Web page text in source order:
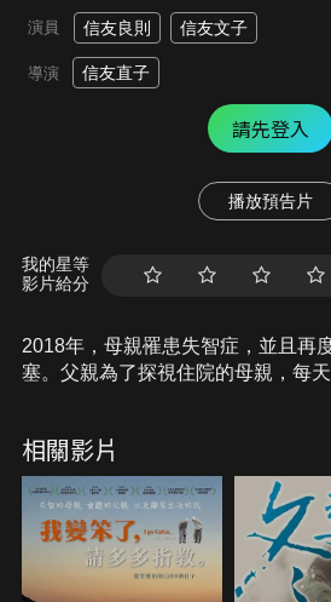
演員 信友良則 信友文子
導演 信友直子
請先登入
播放預告片
我的星等
影片給分
2018年，母親罹患失智症，並且再
塞。父親為了探視住院的母親，每
月，新冠肺炎蔓延全世界，到醫院探
困難。與失智症共存的親屬會碰到
本面臨的高齡化社會問題，透過家
來。
相關影片